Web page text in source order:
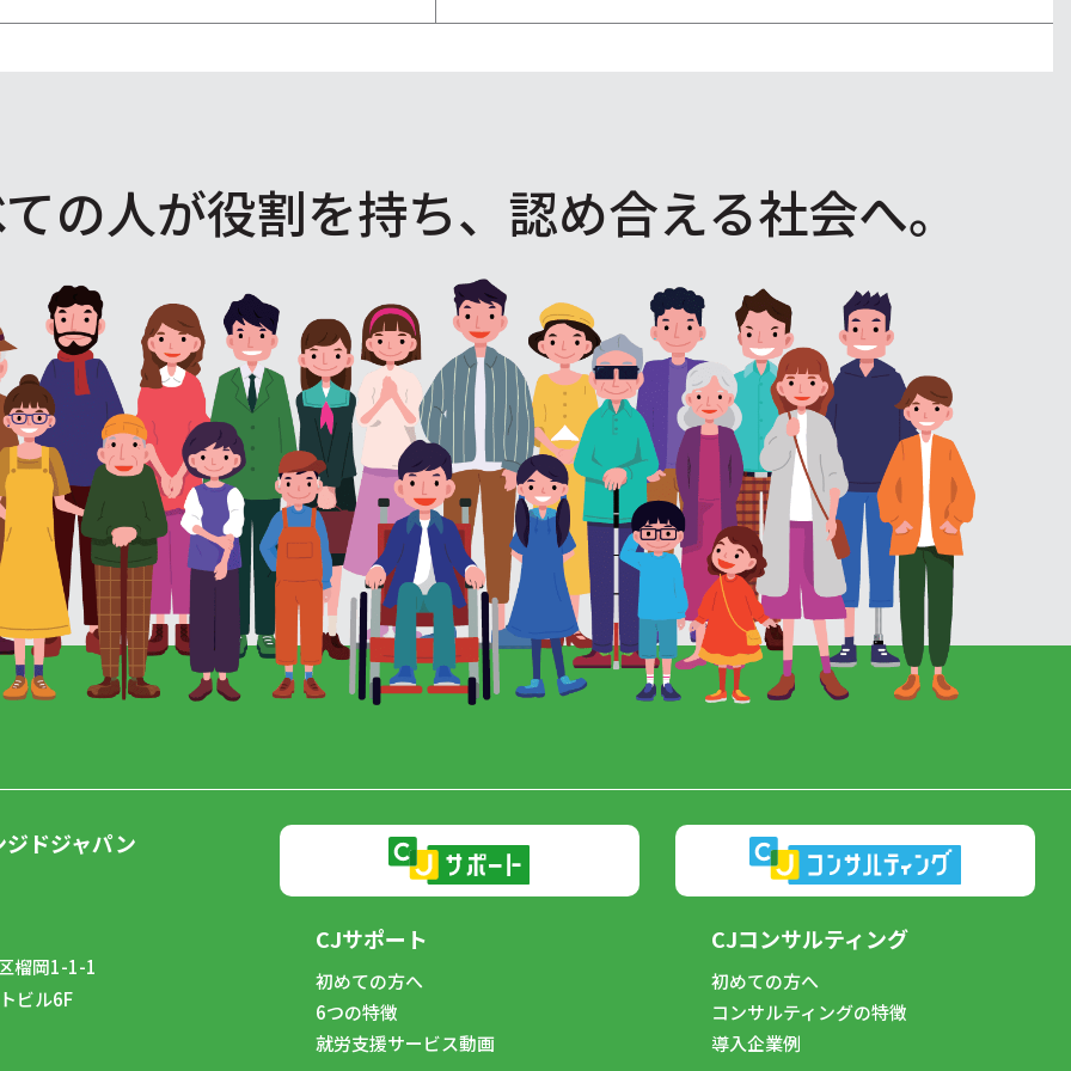
の人が役割を持ち、認め合える社会へ。
ドジャパン
榴岡1-1-1
ビル6F
CJサポート
初めての方へ
6つの特徴
就労支援サービス動画
CJコンサルティング
初めての方へ
コンサルティングの特徴
導入企業例